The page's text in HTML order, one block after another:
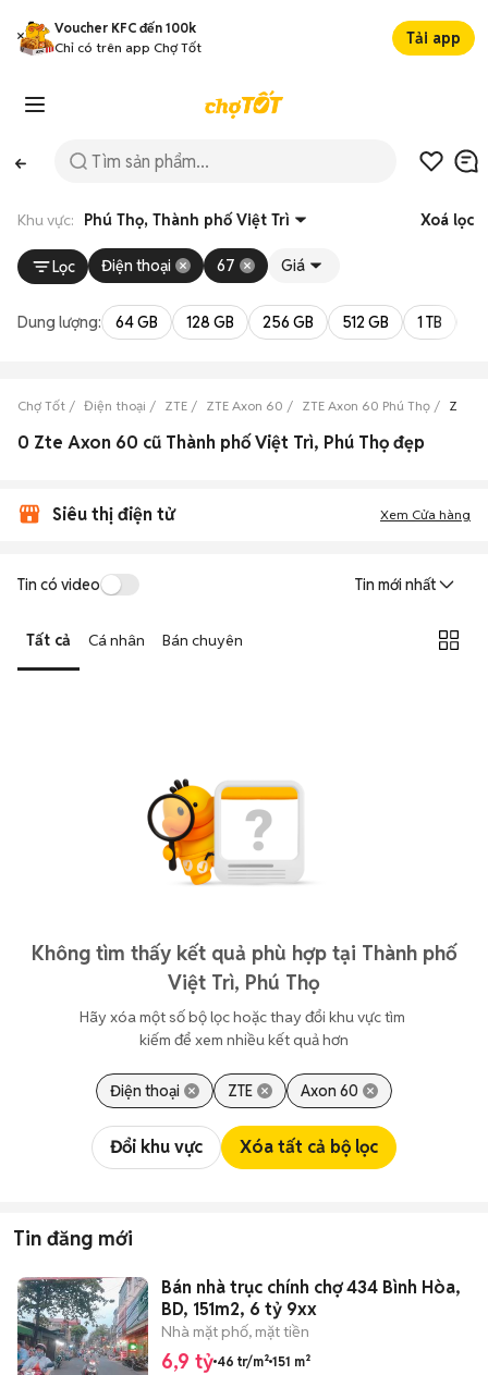
Voucher KFC đến 100k
Chỉ có trên app Chợ Tốt
Tải app
Khu vực: Phú Thọ, Thành phố Việt Trì Xoá lọc
Lọc Điện thoại 67 Giá
Dung lượng: 64 GB 128 GB 256 GB 512 GB 1 TB
Chợ Tốt Điện thoại ZTE ZTE Axon 60 ZTE Axon 60 Phú Thọ ZTE
0 Zte Axon 60 cũ Thành phố Việt Trì, Phú Thọ đẹp
Siêu thị điện tử Xem Cửa hàng
Tin có video Tin mới nhất
Tất cả Cá nhân Bán chuyên
Không tìm thấy kết quả phù hợp tại Thành phố
Việt Trì, Phú Thọ
Hãy xóa một số bộ lọc hoặc thay đổi khu vực tìm
kiếm để xem nhiều kết quả hơn
Điện thoại ZTE Axon 60
Đổi khu vực Xóa tất cả bộ lọc
Tin đăng mới
Bán nhà trục chính chợ 434 Bình Hòa,
BD, 151m2, 6 tỷ 9xx
Nhà mặt phố, mặt tiền
6,9 tỷ 46 tr/m² 151 m²